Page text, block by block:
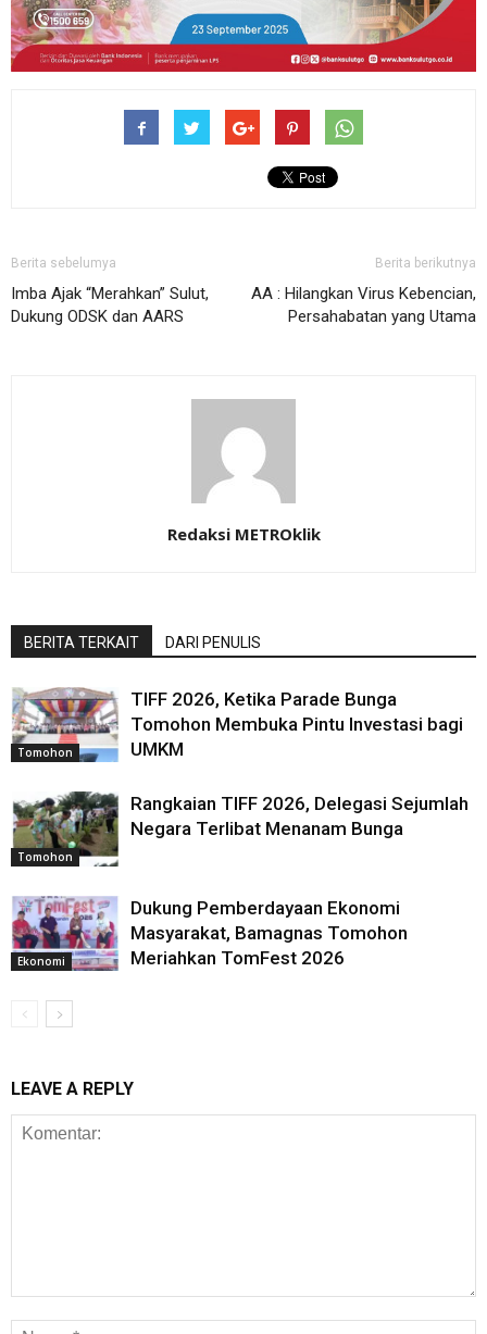
Berita sebelumya
Imba Ajak “Merahkan” Sulut,
Dukung ODSK dan AARS
Berita berikutnya
AA : Hilangkan Virus Kebencian,
Persahabatan yang Utama
Redaksi METROklik
BERITA TERKAIT DARI PENULIS
Tomohon
TIFF 2026, Ketika Parade Bunga
Tomohon Membuka Pintu Investasi bagi
UMKM
Tomohon
Rangkaian TIFF 2026, Delegasi Sejumlah
Negara Terlibat Menanam Bunga
Ekonomi
Dukung Pemberdayaan Ekonomi
Masyarakat, Bamagnas Tomohon
Meriahkan TomFest 2026
LEAVE A REPLY